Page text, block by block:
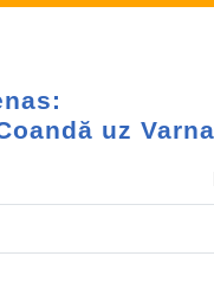
uz Varna